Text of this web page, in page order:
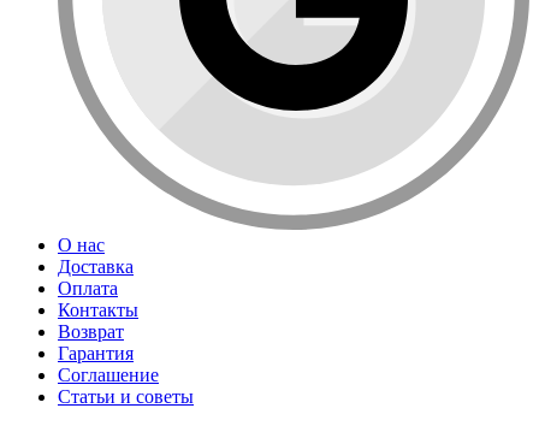
О нас
Доставка
Оплата
Контакты
Возврат
Гарантия
Соглашение
Статьи и советы